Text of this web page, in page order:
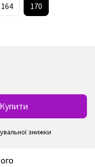
164 170
Купити
знижки